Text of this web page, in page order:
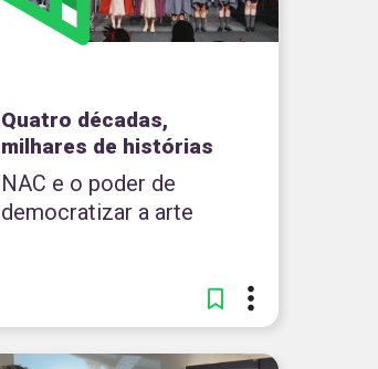
Quatro décadas,
milhares de histórias
NAC e o poder de
democratizar a arte